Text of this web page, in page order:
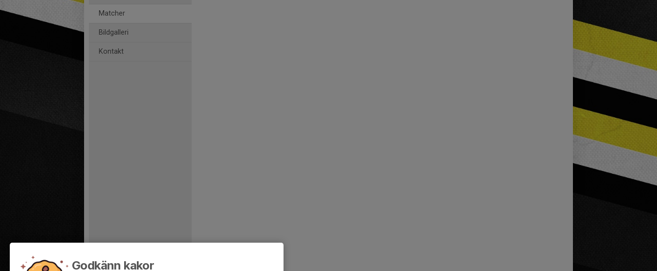
Matcher
Bildgalleri
Kontakt
Godkänn kakor